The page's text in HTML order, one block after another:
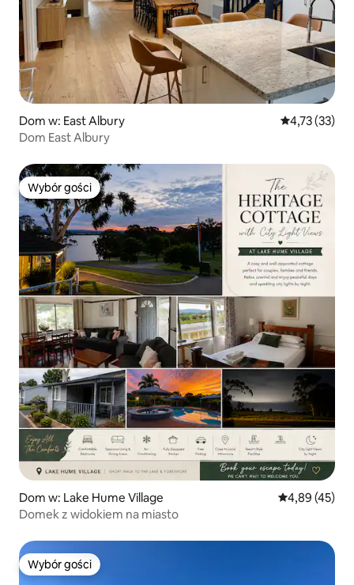
Dom w: East Albury Średnia
4,73 (33)
Dom East Albury
Wybór gości
Wybór gości
Dom w: Lake Hume Village Średnia
4,89 (45)
Domek z widokiem na miasto
Wybór gości
Wybór gości